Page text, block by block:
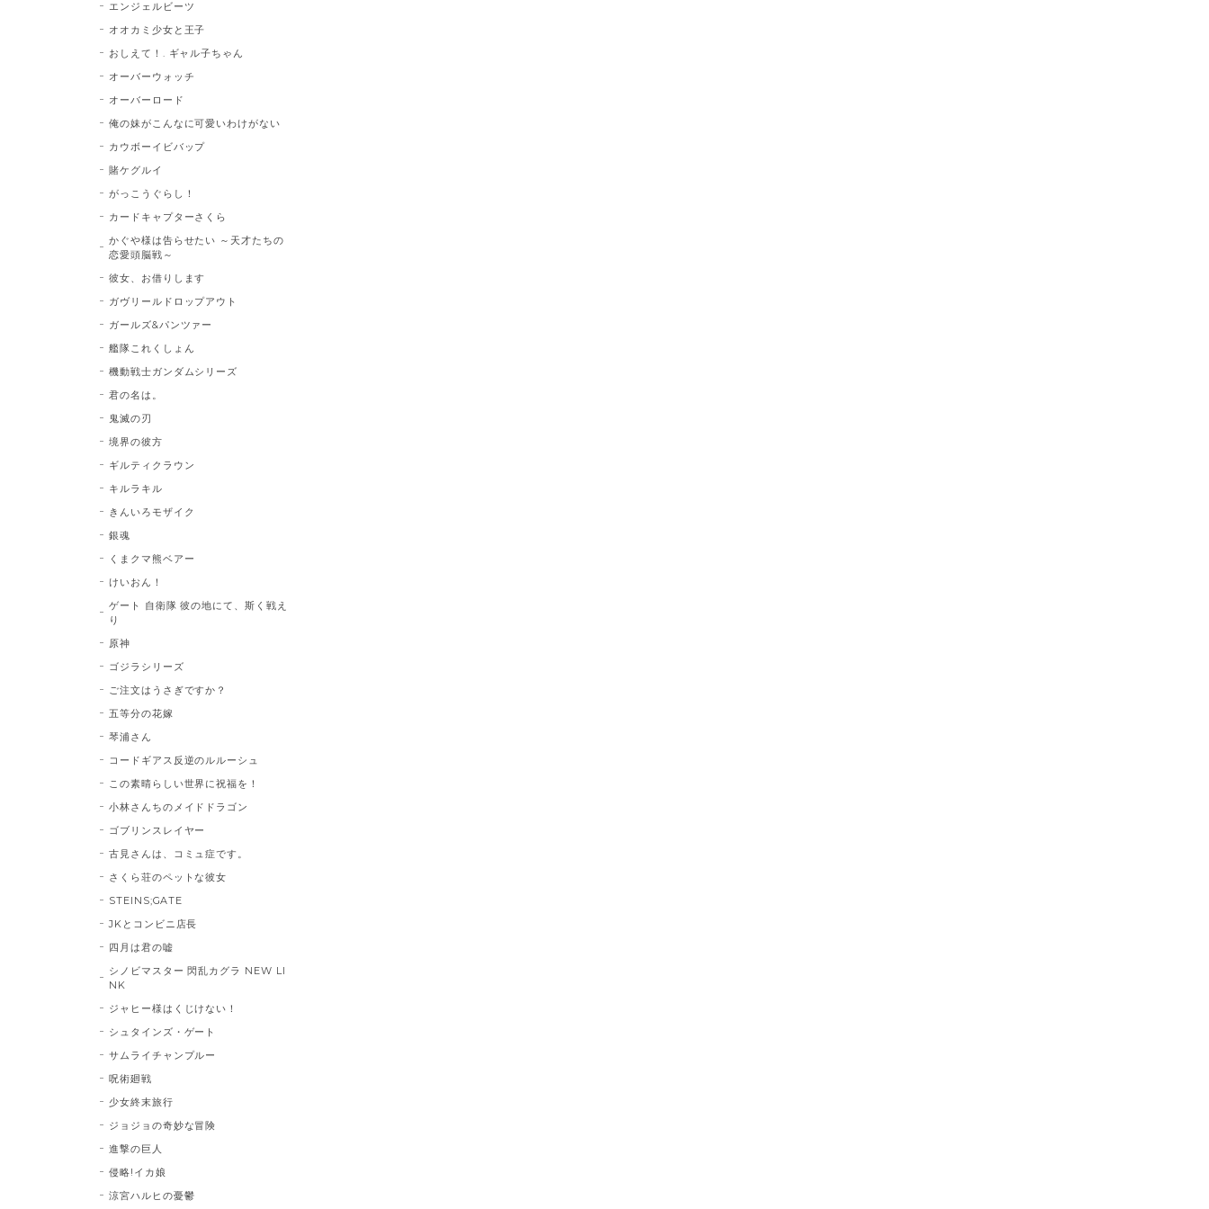
エンジェルビーツ
オオカミ少女と王子
おしえて！. ギャル子ちゃん
オーバーウォッチ
オーバーロード
俺の妹がこんなに可愛いわけがない
カウボーイビバップ
賭ケグルイ
がっこうぐらし！
カードキャプターさくら
かぐや様は告らせたい ～天才たちの
恋愛頭脳戦～
彼女、お借りします
ガヴリールドロップアウト
ガールズ&パンツァー
艦隊これくしょん
機動戦士ガンダムシリーズ
君の名は。
鬼滅の刃
境界の彼方
ギルティクラウン
キルラキル
きんいろモザイク
銀魂
くまクマ熊ベアー
けいおん！
ゲート 自衛隊 彼の地にて、斯く戦え
り
原神
ゴジラシリーズ
ご注文はうさぎですか？
五等分の花嫁
琴浦さん
コードギアス反逆のルルーシュ
この素晴らしい世界に祝福を！
小林さんちのメイドドラゴン
ゴブリンスレイヤー
古見さんは、コミュ症です。
さくら荘のペットな彼女
STEINS;GATE
JKとコンビニ店長
四月は君の嘘
シノビマスター 閃乱カグラ NEW LI
NK
ジャヒー様はくじけない！
シュタインズ・ゲート
サムライチャンプルー
呪術廻戦
少女終末旅行
ジョジョの奇妙な冒険
進撃の巨人
侵略!イカ娘
涼宮ハルヒの憂鬱